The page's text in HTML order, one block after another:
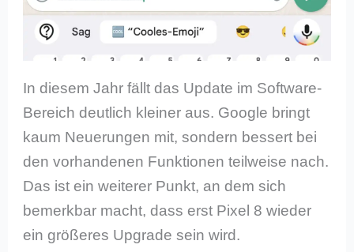
In diesem Jahr fällt das Update im Software-
Bereich deutlich kleiner aus. Google bringt
kaum Neuerungen mit, sondern bessert bei
den vorhandenen Funktionen teilweise nach.
Das ist ein weiterer Punkt, an dem sich
bemerkbar macht, dass erst Pixel 8 wieder
ein größeres Upgrade sein wird.